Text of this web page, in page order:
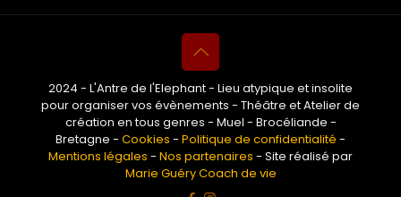
2024 - L'Antre de l'Elephant - Lieu atypique et insolite
pour organiser vos évènements - Théâtre et Atelier de
création en tous genres - Muel - Brocéliande -
Bretagne - Cookies - Politique de confidentialité -
Mentions légales - Nos partenaires - Site réalisé par
Marie Guéry Coach de vie